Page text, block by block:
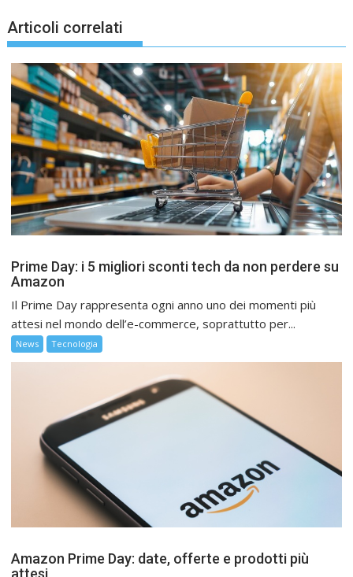
Articoli correlati
Prime Day: i 5 migliori sconti tech da non perdere su
Amazon
Il Prime Day rappresenta ogni anno uno dei momenti più
attesi nel mondo dell’e-commerce, soprattutto per...
News Tecnologia
Amazon Prime Day: date, offerte e prodotti più
attesi